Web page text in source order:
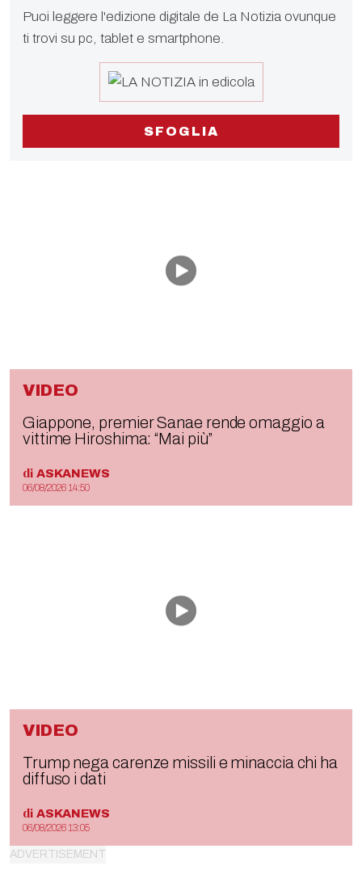
Puoi leggere l'edizione digitale de La Notizia ovunque
ti trovi su pc, tablet e smartphone.
SFOGLIA
VIDEO
Giappone, premier Sanae rende omaggio a
vittime Hiroshima: “Mai più”
di ASKANEWS
06/08/2026 14:50
VIDEO
Trump nega carenze missili e minaccia chi ha
diffuso i dati
di ASKANEWS
06/08/2026 13:05